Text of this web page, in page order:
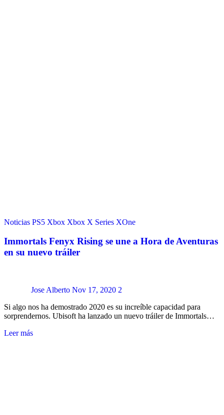
Noticias PS5 Xbox Xbox X Series XOne
Immortals Fenyx Rising se une a Hora de Aventuras
en su nuevo tráiler
Jose Alberto Nov 17, 2020 2
Si algo nos ha demostrado 2020 es su increíble capacidad para
sorprendernos. Ubisoft ha lanzado un nuevo tráiler de Immortals…
Leer más